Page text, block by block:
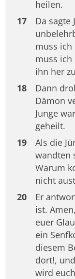
heilen.
17
Da sagte
muss ich
muss ich
ihn her
18
Dann
Dämon
Junge
geheilt.
19
Als die
wandten
Warum
nicht
20
Er
ist.
euer
ein
diesem
dort!,
wird